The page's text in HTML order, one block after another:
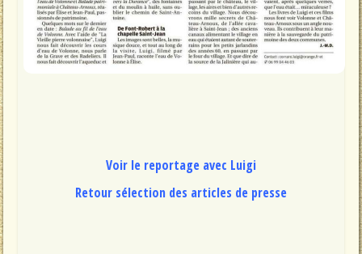
Voir le reportage avec Luigi
Retour sélection des articles de presse